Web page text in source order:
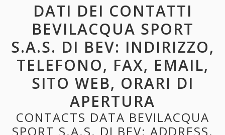
DATI DEI CONTATTI
BEVILACQUA SPORT
S.A.S. DI BEV: INDIRIZZO,
TELEFONO, FAX, EMAIL,
SITO WEB, ORARI DI
APERTURA
CONTACTS DATA BEVILACQUA
SPORT S.A.S. DI BEV: ADDRESS,